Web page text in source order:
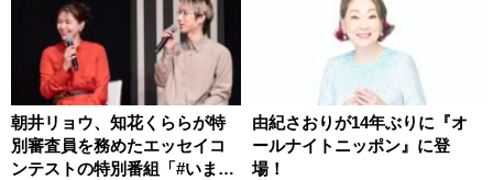
朝井リョウ、知花くららが特
別審査員を務めたエッセイコ
ンテストの特別番組「#いまあ
由紀さおりが14年ぶりに『オ
ールナイトニッポン』に登
場！